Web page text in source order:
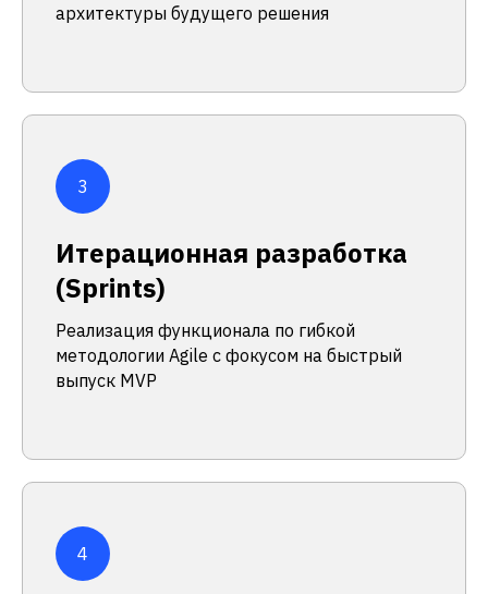
архитектуры будущего решения
Итерационная разработка
(Sprints)
Реализация функционала по гибкой
методологии Agile с фокусом на быстрый
выпуск MVP